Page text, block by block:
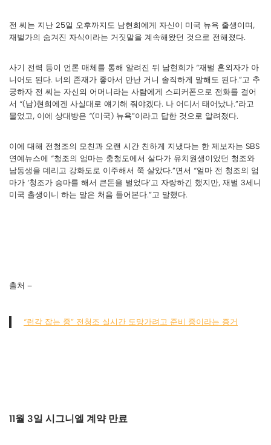
전 씨는 지난 25일 오후까지도 남현희에게 자신이 미국 뉴욕 출생이며,
재벌가의 숨겨진 자식이라는 거짓말을 계속해왔던 것으로 전해졌다.
사기 전력 등이 언론 매체를 통해 알려진 뒤 남현희가 “재벌 혼외자가 아
니어도 된다. 너의 존재가 좋아서 만난 거니 솔직하게 말해도 된다.”고 추
궁하자 전 씨는 자신의 어머니라는 사람에게 스피커폰으로 전화를 걸어
서 “(남)현희에겐 사실대로 얘기해 줘야겠다. 나 어디서 태어났나.”라고
물었고, 이에 상대방은 “(미국) 뉴욕”이라고 답한 것으로 알려졌다.
이에 대해 전청조의 모친과 오랜 시간 친하게 지냈다는 한 제보자는 SBS
연예뉴스에 “청조의 엄마는 충청도에서 살다가 유치원생이었던 청조와
남동생을 데리고 강화도로 이주해서 쭉 살았다.”면서 “얼마 전 청조의 엄
마가 ‘청조가 승마를 해서 큰돈을 벌었다’고 자랑하긴 했지만, 재벌 3세니
미국 출생이니 하는 말은 처음 들어본다.”고 말했다.
출처 –
“런각 잡는 중” 전청조 실시간 도망가려고 준비 중이라는 증거
11월 3일 시그니엘 계약 만료